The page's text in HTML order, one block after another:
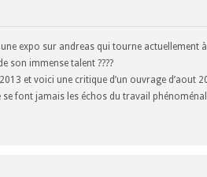
une expo sur andreas qui tourne actuellement
son immense talent ????
et voici une critique d’un ouvrage d’aout
se font jamais les échos du travail